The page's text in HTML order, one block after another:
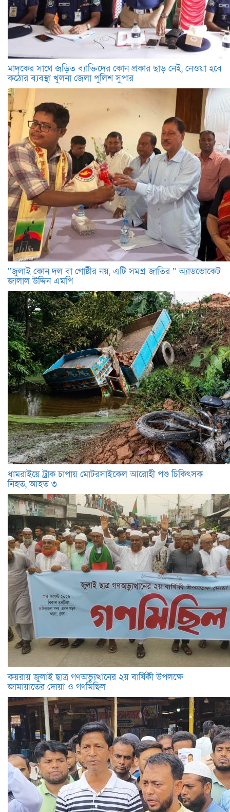
মাদকের সাথে জড়িত ব্যাক্তিদের কোন প্রকার ছাড় নেই, নেওয়া হবে
কঠোর ব্যবস্থা খুলনা জেলা পুলিশ সুপার
“জুলাই কোন দল বা গোষ্টীর নয়, এটি সমগ্র জাতির ” অ্যাডভোকেট
জালাল উদ্দিন এমপি
ধামরাইয়ে ট্রাক চাপায় মোটরসাইকেল আরোহী পশু চিকিৎসক
নিহত, আহত ৩
কয়রায় জুলাই ছাত্র গণঅভ্যুত্থানের ২য় বার্ষিকী উপলক্ষে
জামায়াতের দোয়া ও গণমিছিল